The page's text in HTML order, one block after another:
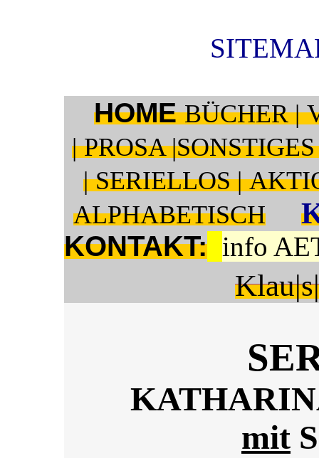
HOME BÜCHER |
| PROSA |
| SERIELLOS |
ALPHABETISCH
KONTAKT: info
mit